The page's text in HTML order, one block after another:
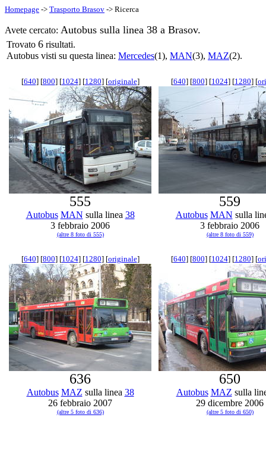
Homepage -> Trasporto Brasov -> Ricerca
Avete cercato: Autobus sulla linea 38 a Brasov.
Trovato 6 risultati.
Autobus visti su questa linea: Mercedes(1), MAN(3), MAZ(2).
[640] [800] [1024] [1280] [originale]
555
Autobus MAN sulla linea 38
3 febbraio 2006
(altre 8 foto di 555)
[640] [800] [1024] [1280] [
559
Autobus MAN sulla
3 febbraio 2006
(altre 8 foto di 559)
[640] [800] [1024] [1280] [originale]
636
Autobus MAZ sulla linea 38
26 febbraio 2007
(altre 5 foto di 636)
[640] [800] [1024] [1280] [
650
Autobus MAZ sulla
29 dicembre 2006
(altre 5 foto di 650)